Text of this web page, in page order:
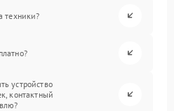
техники?
устройство
контактный